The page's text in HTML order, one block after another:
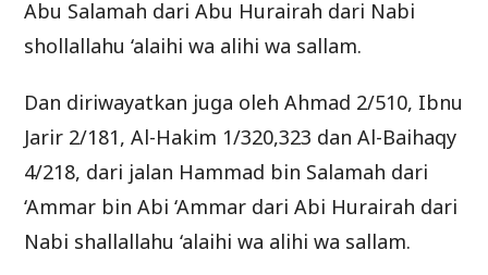
Abu Salamah dari Abu Hurairah dari Nabi
shollallahu ‘alaihi wa alihi wa sallam.
Dan diriwayatkan juga oleh Ahmad 2/510, Ibnu
Jarir 2/181, Al-Hakim 1/320,323 dan Al-Baihaqy
4/218, dari jalan Hammad bin Salamah dari
‘Ammar bin Abi ‘Ammar dari Abi Hurairah dari
Nabi shallallahu ‘alaihi wa alihi wa sallam.